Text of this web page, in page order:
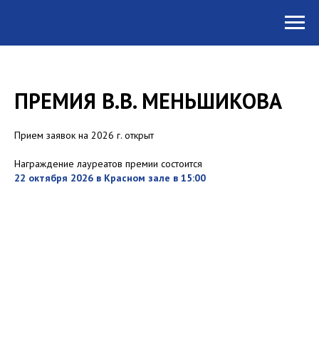
ПРЕМИЯ В.В. МЕНЬШИКОВА
Прием заявок на 2026 г. открыт
Награждение лауреатов премии состоится
22 октября 2026 в Красном зале в 15:00